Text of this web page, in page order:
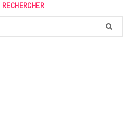
RECHERCHER